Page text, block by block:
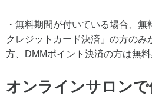
・無料期間が付いている場合、
クレジットカード決済」の方のみ
方、DMMポイント決済の方は無
オンラインサロン